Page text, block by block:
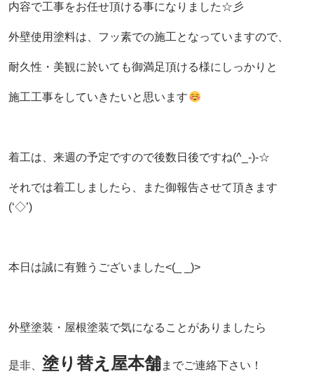
内容で工事をお任せ頂ける事になりました☆彡
外壁使用塗料は、フッ素での施工となっていますので、
耐久性・美観に於いても御満足頂ける様にしっかりと
施工工事をしていきたいと思います
着工は、来週の予定ですので後数日後ですね(^_-)-☆
それでは着工しましたら、また御報告させて頂きます
(‘◇’)ゞ
本日は誠に有難うございました<(_ _)>
外壁塗装・屋根塗装で気になることがありましたら
是非、 塗り替え屋本舗までご連絡下さい！